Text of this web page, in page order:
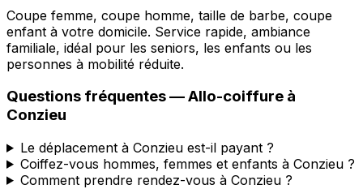
Coupe femme, coupe homme, taille de barbe, coupe
enfant à votre domicile. Service rapide, ambiance
familiale, idéal pour les seniors, les enfants ou les
personnes à mobilité réduite.
Questions fréquentes —Allo-coiffure à
Conzieu
Le déplacement à Conzieu est-il payant ?
Coiffez-vous hommes, femmes et enfants à Conzieu ?
Comment prendre rendez-vous à Conzieu ?